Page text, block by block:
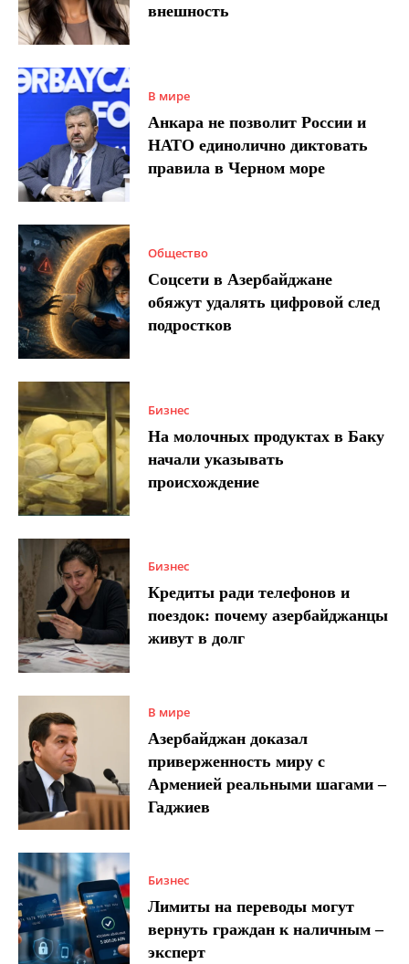
внешность
В мире
Анкара не позволит России и
НАТО единолично диктовать
правила в Черном море
Общество
Соцсети в Азербайджане
обяжут удалять цифровой след
подростков
Бизнес
На молочных продуктах в Баку
начали указывать
происхождение
Бизнес
Кредиты ради телефонов и
поездок: почему азербайджанцы
живут в долг
В мире
Азербайджан доказал
приверженность миру с
Арменией реальными шагами –
Гаджиев
Бизнес
Лимиты на переводы могут
вернуть граждан к наличным –
эксперт